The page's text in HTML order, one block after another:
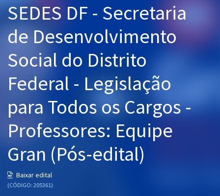
Cursos 20% OFF
Pós
Graduação
OAB
Questões grátis
Conteúdo gratuito
Aprovados
SEDES DF - Secretaria
de Desenvolvimento
Social do Distrito
Federal - Legislação
para Todos os Cargos -
Professores: Equipe
Gran (Pós-edital)
Baixar edital
(CÓDIGO: 205361)